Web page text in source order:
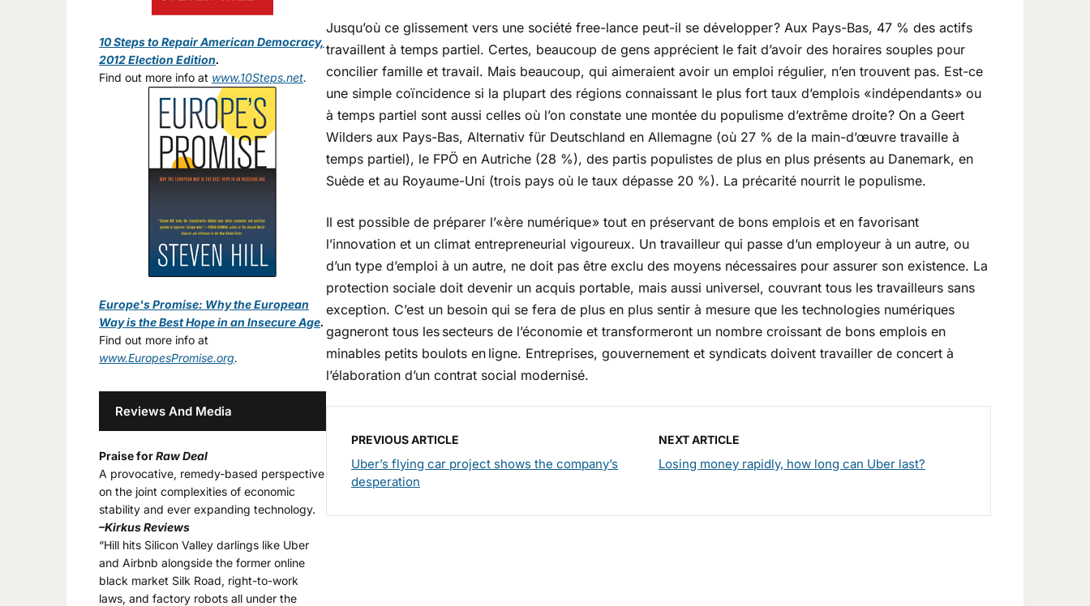
Jusqu’où ce glissement vers une société free-lance peut-il se développer ? Aux Pays-Bas, 47 % des actifs
travaillent à temps partiel. Certes, beaucoup de gens apprécient le fait d’avoir des horaires souples pour
concilier famille et travail. Mais beaucoup, qui aimeraient avoir un emploi régulier, n’en trouvent pas. Est-ce
une simple coïncidence si la plupart des régions connaissant le plus fort taux d’emplois « indépendants » ou
à temps partiel sont aussi celles où l’on constate une montée du populisme d’extrême droite ? On a Geert
Wilders aux Pays-Bas, Alternativ für Deutschland en Allemagne (où 27 % de la main-d’œuvre travaille à
temps partiel), le FPÖ en Autriche (28 %), des partis populistes de plus en plus présents au Danemark, en
Suède et au Royaume-Uni (trois pays où le taux dépasse 20 %). La précarité nourrit le populisme.
Il est possible de préparer l’« ère numérique » tout en préservant de bons emplois et en favorisant
l’innovation et un climat entrepreneurial vigoureux. Un travailleur qui passe d’un employeur à un autre, ou
d’un type d’emploi à un autre, ne doit pas être exclu des moyens nécessaires pour assurer son existence. La
protection sociale doit devenir un acquis por­table, mais aussi universel, couvrant tous les travailleurs sans
exception. C’est un besoin qui se fera de plus en plus sentir à mesure que les techno­logies numériques
gagneront tous les secteurs de l’économie et transfor­meront un nombre croissant de bons emplois en
minables petits boulots en ligne. Entreprises, gouvernement et syndicats doivent travailler de concert à
l’élaboration d’un contrat social modernisé.
PREVIOUS ARTICLE
Uber’s flying car project shows the company’s
desperation
NEXT ARTICLE
Losing money rapidly, how long can Uber last?
10 Steps to Repair American Democracy,
2012 Election Edition.
Find out more info at www.10Steps.net.
Europe's Promise: Why the European
Way is the Best Hope in an Insecure Age.
Find out more info at
www.EuropesPromise.org.
Reviews And Media
Praise forRaw Deal
A provocative, remedy-based perspective
on the joint complexities of economic
stability and ever expanding technology.
–Kirkus Reviews
“Hill hits Silicon Valley darlings like Uber
and Airbnb alongside the former online
black market Silk Road, right-to-work
laws, and factory robots all under the